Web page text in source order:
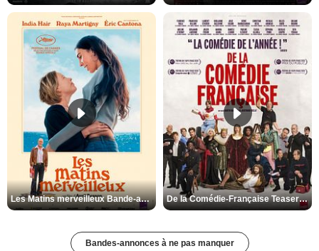
Les Matins merveilleux Bande-annonce VF De la Comédie-Française Teaser VF
Bandes-annonces à ne pas manquer